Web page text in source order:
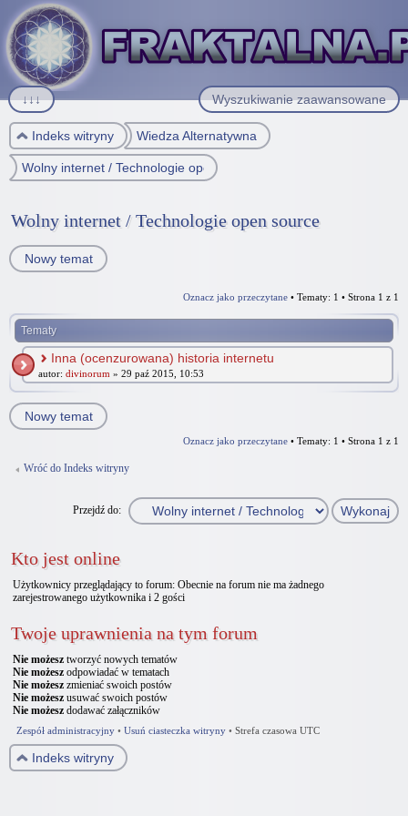
Wyszukiwanie zaawansowane
↓↓↓
Indeks witryny Wiedza Alternatywna
Wolny internet / Technologie open source
Wolny internet / Technologie open source
Nowy temat
Oznacz jako przeczytane • Tematy: 1 • Strona 1 z 1
Tematy
Inna (ocenzurowana) historia internetu
autor: divinorum » 29 paź 2015, 10:53
Nowy temat
Oznacz jako przeczytane • Tematy: 1 • Strona 1 z 1
Wróć do Indeks witryny
Przejdź do:
Kto jest online
Użytkownicy przeglądający to forum: Obecnie na forum nie ma żadnego
zarejestrowanego użytkownika i 2 gości
Twoje uprawnienia na tym forum
Nie możesz tworzyć nowych tematów
Nie możesz odpowiadać w tematach
Nie możesz zmieniać swoich postów
Nie możesz usuwać swoich postów
Nie możesz dodawać załączników
Zespół administracyjny • Usuń ciasteczka witryny • Strefa czasowa UTC
Indeks witryny